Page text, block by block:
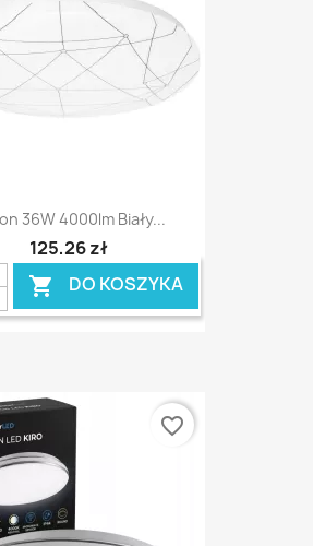
36W 4000lm Biały...
125,26 zł
 DO KOSZYKA
favorite_border